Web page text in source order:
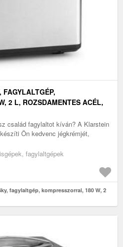
2 L, ROZSDAMENTES ACÉL,
család fagylaltot kíván? A Klarstein
Ön kedvenc jégkrémjét,
fagylaltgépek
fagylaltgép, kompresszorral, 180 W, 2